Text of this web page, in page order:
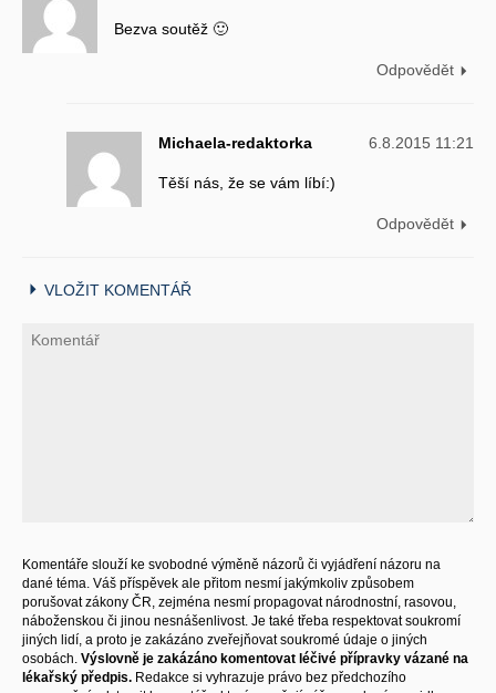
Bezva soutěž 🙂
Odpovědět
Michaela-redaktorka 6.8.2015 11:21
Těší nás, že se vám líbí:)
Odpovědět
VLOŽIT KOMENTÁŘ
Komentáře slouží ke svobodné výměně názorů či vyjádření názoru na
dané téma. Váš příspěvek ale přitom nesmí jakýmkoliv způsobem
porušovat zákony ČR, zejména nesmí propagovat národnostní, rasovou,
náboženskou či jinou nesnášenlivost. Je také třeba respektovat soukromí
jiných lidí, a proto je zakázáno zveřejňovat soukromé údaje o jiných
osobách. Výslovně je zakázáno komentovat léčivé přípravky vázané na
lékařský předpis. Redakce si vyhrazuje právo bez předchozího